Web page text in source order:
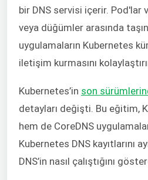
bir DNS servisi içerir.
veya düğümler arasında
uygulamaların Kubernetes
iletişim kurmasını
Kubernetes’in son
detayları değişti. Bu eğitim,
hem de CoreDNS
Kubernetes DNS kayıtlarını
DNS’in nasıl çalıştığını